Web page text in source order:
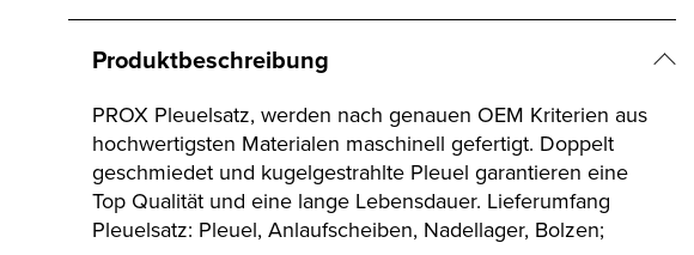
Produktbeschreibung
PROX Pleuelsatz, werden nach genauen OEM Kriterien aus
hochwertigsten Materialen maschinell gefertigt. Doppelt
geschmiedet und kugelgestrahlte Pleuel garantieren eine
Top Qualität und eine lange Lebensdauer. Lieferumfang
Pleuelsatz: Pleuel, Anlaufscheiben, Nadellager, Bolzen;